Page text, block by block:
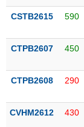
CSTB2615 590
CTPB2607 450
CTPB2608 290
CVHM2612 430
Lãnh
(-)
tức
(-)